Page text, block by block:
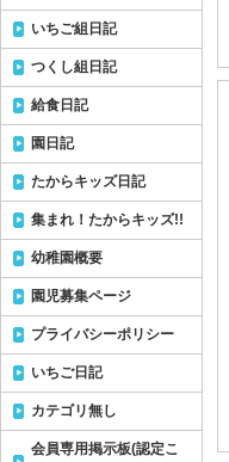
いちご組日記
つくし組日記
給食日記
園日記
たからキッズ日記
集まれ！たからキッズ!!
幼稚園概要
園児募集ページ
プライバシーポリシー
いちご日記
カテゴリ無し
会員専用掲示板(認定こ